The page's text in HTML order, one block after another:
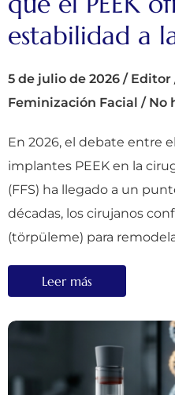
estabilidad a
5 de julio de 2026 / Editor
Feminización Facial / No
En 2026, el debate entre
implantes PEEK en la
(FFS) ha llegado a un
décadas, los cirujanos
(törpüleme) para
Leer más